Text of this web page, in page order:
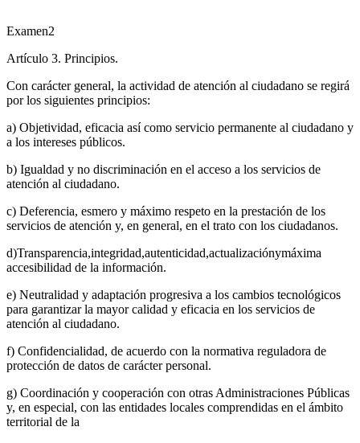
Examen2
Artículo 3. Principios.
Con carácter general, la actividad de atención al ciudadano se regirá
por los siguientes principios:
a) Objetividad, eficacia así como servicio permanente al ciudadano y
a los intereses públicos.
b) Igualdad y no discriminación en el acceso a los servicios de
atención al ciudadano.
c) Deferencia, esmero y máximo respeto en la prestación de los
servicios de atención y, en general, en el trato con los ciudadanos.
d)Transparencia,integridad,autenticidad,actualizaciónymáxima
accesibilidad de la información.
e) Neutralidad y adaptación progresiva a los cambios tecnológicos
para garantizar la mayor calidad y eficacia en los servicios de
atención al ciudadano.
f) Confidencialidad, de acuerdo con la normativa reguladora de
protección de datos de carácter personal.
g) Coordinación y cooperación con otras Administraciones Públicas
y, en especial, con las entidades locales comprendidas en el ámbito
territorial de la